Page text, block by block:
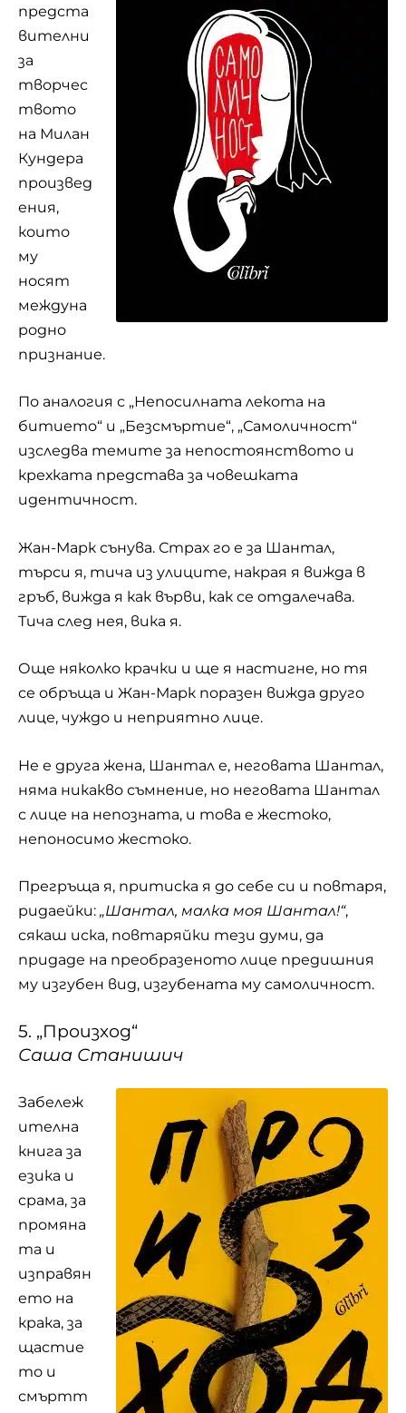
предста
вителни
за
творчес
твото
на Милан
Кундера
произвед
ения,
които
му
носят
междуна
родно
признание.
По аналогия с „Непосилната лекота на
битието“ и „Безсмъртие“, „Самоличност“
изследва темите за непостоянството и
крехката представа за човешката
идентичност.
Жан-Марк сънува. Страх го е за Шантал,
търси я, тича из улиците, накрая я вижда в
гръб, вижда я как върви, как се отдалечава.
Тича след нея, вика я.
Още няколко крачки и ще я настигне, но тя
се обръща и Жан-Марк поразен вижда друго
лице, чуждо и неприятно лице.
Не е друга жена, Шантал е, неговата Шантал,
няма никакво съмнение, но неговата Шантал
с лице на непозната, и това е жестоко,
непоносимо жестоко.
Прегръща я, притиска я до себе си и повтаря,
ридаейки: „Шантал, малка моя Шантал!“,
сякаш иска, повтаряйки тези думи, да
придаде на преобразеното лице предишния
му изгубен вид, изгубената му самоличност.
5. „Произход“
Саша Станишич
Забележ
ителна
книга за
езика и
срама, за
промяна
та и
изправян
ето на
крака, за
щастие
то и
смъртт